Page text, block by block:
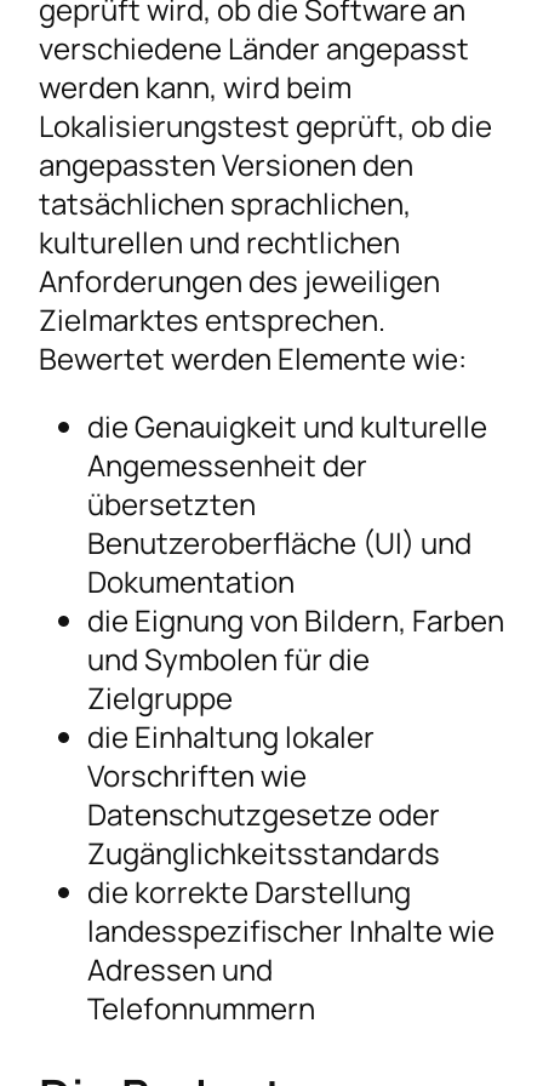
geprüft wird, ob die Software an
verschiedene Länder angepasst
werden kann, wird beim
Lokalisierungstest geprüft, ob die
angepassten Versionen den
tatsächlichen sprachlichen,
kulturellen und rechtlichen
Anforderungen des jeweiligen
Zielmarktes entsprechen.
Bewertet werden Elemente wie:
die Genauigkeit und kulturelle
Angemessenheit der
übersetzten
Benutzeroberfläche (UI) und
Dokumentation
die Eignung von Bildern, Farben
und Symbolen für die
Zielgruppe
die Einhaltung lokaler
Vorschriften wie
Datenschutzgesetze oder
Zugänglichkeitsstandards
die korrekte Darstellung
landesspezifischer Inhalte wie
Adressen und
Telefonnummern